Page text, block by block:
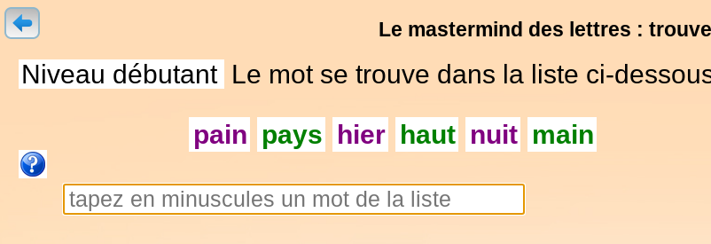
Le mastermind des lettres :
Niveau débutant Le mot se trouve dans la liste ci-
pain pays hier haut nuit main